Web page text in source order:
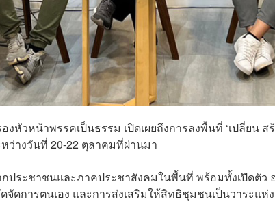
วหน้าพรรคเป็นธรรม เปิดเผยถึงการลงพื้นที่ ‘เปลี่ยน ส
ว่างวันที่ 20-22 ตุลาคมที่ผ่านมา
ประชาชนและภาคประชาสังคมในพื้นที่ พร้อมทั้งเปิดตัว
ดการตนเอง และการส่งเสริมให้สิทธิชุมชนเป็นวาระแห่